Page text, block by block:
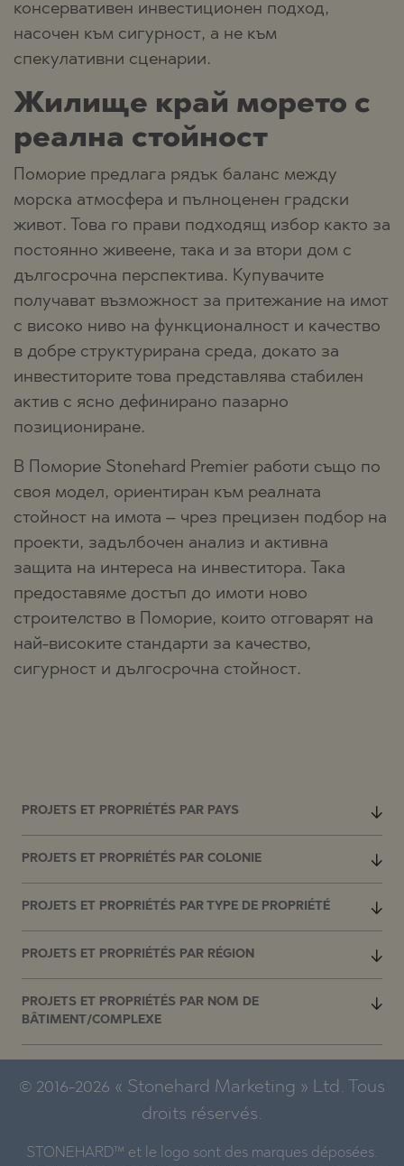
консервативен инвестиционен подход,
насочен към сигурност, а не към
спекулативни сценарии.
Жилище край морето с
реална стойност
Поморие предлага рядък баланс между
морска атмосфера и пълноценен градски
живот. Това го прави подходящ избор както за
постоянно живеене, така и за втори дом с
дългосрочна перспектива. Купувачите
получават възможност за притежание на имот
с високо ниво на функционалност и качество
в добре структурирана среда, докато за
инвеститорите това представлява стабилен
актив с ясно дефинирано пазарно
позициониране.
В Поморие Stonehard Premier работи също по
своя модел, ориентиран към реалната
стойност на имота – чрез прецизен подбор на
проекти, задълбочен анализ и активна
защита на интереса на инвеститора. Така
предоставяме достъп до имоти ново
строителство в Поморие, които отговарят на
най-високите стандарти за качество,
сигурност и дългосрочна стойност.
PROJETS ET PROPRIÉTÉS PAR PAYS
PROJETS ET PROPRIÉTÉS PAR COLONIE
PROJETS ET PROPRIÉTÉS PAR TYPE DE PROPRIÉTÉ
PROJETS ET PROPRIÉTÉS PAR RÉGION
PROJETS ET PROPRIÉTÉS PAR NOM DE
BÂTIMENT/COMPLEXE
© 2016-2026 « Stonehard Marketing » Ltd. Tous
droits réservés.
STONEHARD™ et le logo sont des marques déposées.